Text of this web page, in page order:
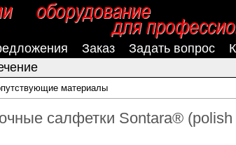
Заказ Задать вопрос
материалы
салфетки Sontara® (polish